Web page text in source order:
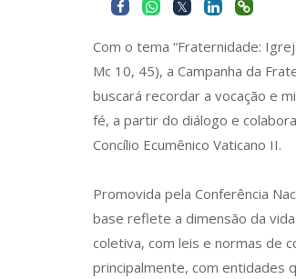
Com o tema “Fraternidade:
Mc 10, 45), a Campanha da
buscará recordar a vocação e
fé, a partir do diálogo e
Concílio Ecumênico Vaticano II.
Promovida pela Conferência
base reflete a dimensão da
coletiva, com leis e normas de
principalmente, com entidades